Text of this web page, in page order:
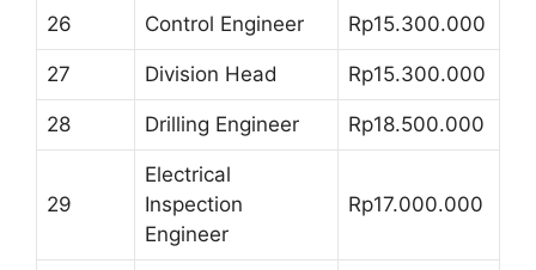
26 Control Engineer Rp15.300.000
27 Division Head Rp15.300.000
28 Drilling Engineer Rp18.500.000
29
Electrical
Inspection
Engineer
Rp17.000.000